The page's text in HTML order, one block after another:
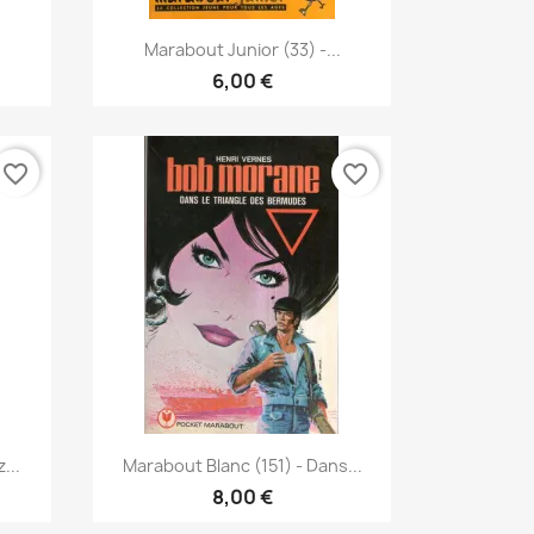
Vorschau
Marabout Junior (33) -...
6,00 €
favorite_border
Vorschau
Marabout Blanc (151) - Dans...
8,00 €
favorite_border